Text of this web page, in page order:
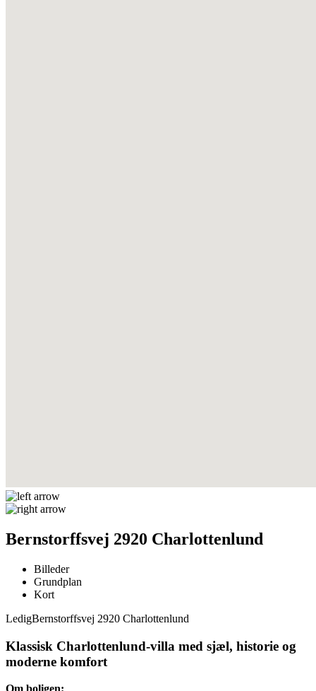
Bernstorffsvej 2920 Charlottenlund
Billeder
Grundplan
Kort
LedigBernstorffsvej 2920 Charlottenlund
Klassisk Charlottenlund-villa med sjæl, historie og
moderne komfort